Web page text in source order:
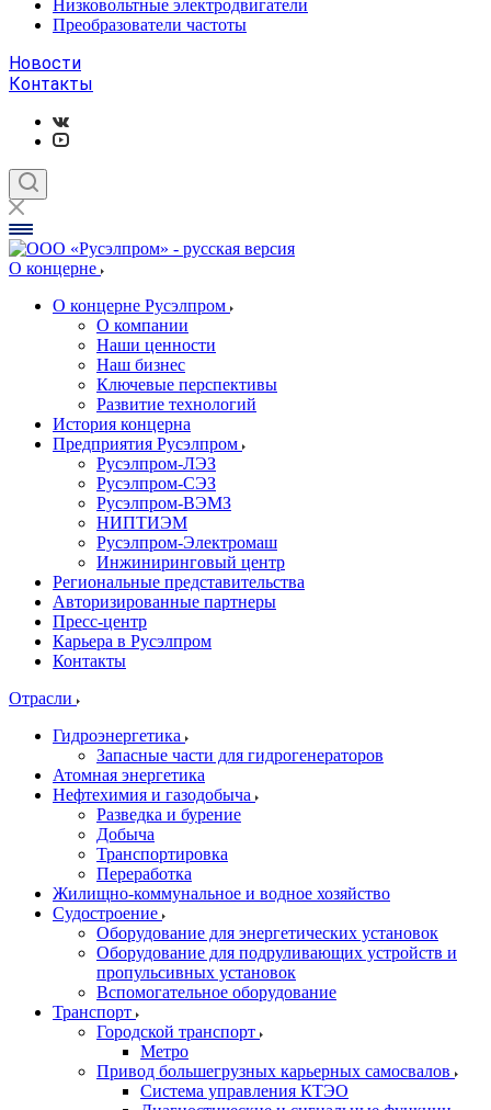
Низковольтные электродвигатели
Преобразователи частоты
Новости
Контакты
О концерне
О концерне Русэлпром
О компании
Наши ценности
Наш бизнес
Ключевые перспективы
Развитие технологий
История концерна
Предприятия Русэлпром
Русэлпром-ЛЭЗ
Русэлпром-СЭЗ
Русэлпром-ВЭМЗ
НИПТИЭМ
Русэлпром-Электромаш
Инжиниринговый центр
Региональные представительства
Авторизированные партнеры
Пресс-центр
Карьера в Русэлпром
Контакты
Отрасли
Гидроэнергетика
Запасные части для гидрогенераторов
Атомная энергетика
Нефтехимия и газодобыча
Разведка и бурение
Добыча
Транспортировка
Переработка
Жилищно-коммунальное и водное хозяйство
Судостроение
Оборудование для энергетических установок
Оборудование для подруливающих устройств и
пропульсивных установок
Вспомогательное оборудование
Транспорт
Городской транспорт
Метро
Привод большегрузных карьерных самосвалов
Система управления КТЭО